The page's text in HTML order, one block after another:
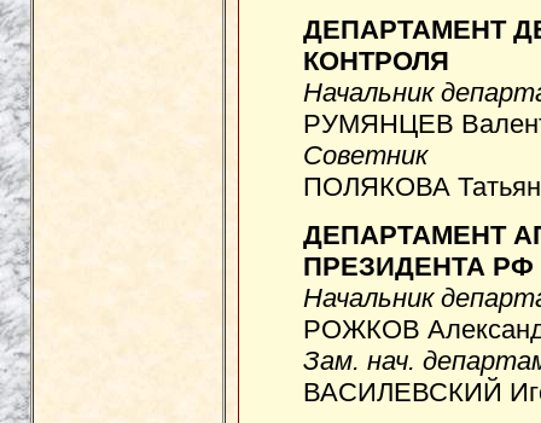
ДЕПАРТАМЕНТ
КОНТРОЛЯ
Начальник
РУМЯНЦЕВ
Советник
ПОЛЯКОВА
ДЕПАРТАМЕНТ
ПРЕЗИДЕНТА РФ
Начальник
РОЖКОВ
Зам. нач.
ВАСИЛЕВСКИЙ